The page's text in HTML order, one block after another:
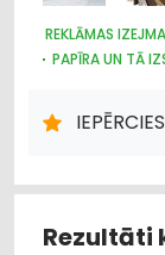
REKLĀMAS
PAPĪRA UN TĀ
TIRDZNIECĪBAS
Rezultāti